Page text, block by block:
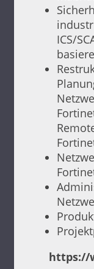
ICS/
https://